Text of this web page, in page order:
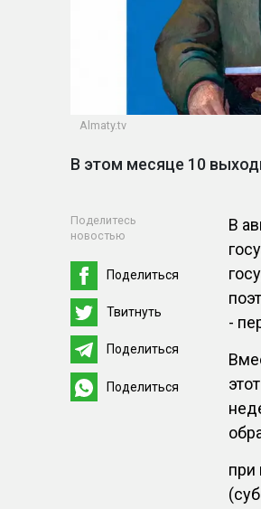
Almaty.tv
В этом месяце 10
Поделитесь
новостью
Поделиться
Твитнуть
Поделиться
Поделиться
В
-
при